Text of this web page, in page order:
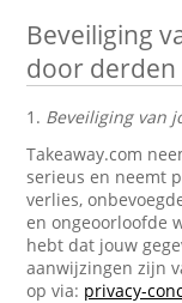
Beveiliging
door derden
1. Beveiliging van
Takeaway.com
serieus en neemt
verlies,
en ongeoorloofde
hebt dat jouw
aanwijzingen zijn
op via: privacy-